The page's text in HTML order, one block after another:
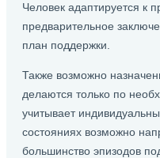
Человек адаптируется к
предварительное
план поддержки.
Также возможно
делаются только по
учитывает
состояниях возможно
большинство эпизодов